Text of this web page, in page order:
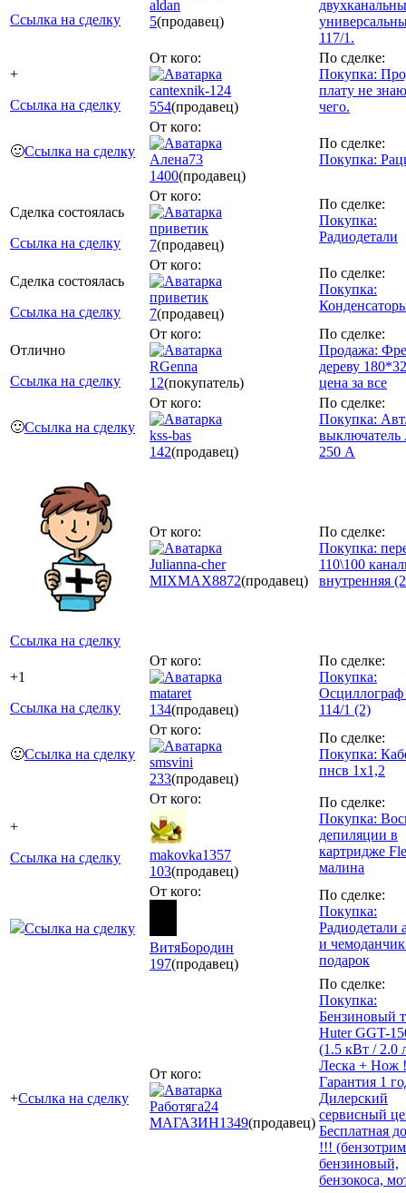
Ссылка на сделку
aldan
5(продавец)
117/1.
+
Ссылка на сделку
От кого:
cantexnik-124
554(продавец)
По сделке:
Покупка:
плату не
чего.
🙂Ссылка на сделку
От кого:
Алена73
1400(продавец)
По сделке:
Покупка:
Сделка состоялась
Ссылка на сделку
От кого:
пpиветик
7(продавец)
По сделке:
Покупка:
Радиодетали
Сделка состоялась
Ссылка на сделку
От кого:
пpиветик
7(продавец)
По сделке:
Покупка:
Отлично
Ссылка на сделку
От кого:
RGenna
12(покупатель)
По сделке:
Продажа:
дереву
цена за все
🙂Ссылка на сделку
От кого:
kss-bas
142(продавец)
По сделке:
Покупка:
выключатель
250 А
Ссылка на сделку
От кого:
Julianna-cher
MIXMAX8872(продавец)
По сделке:
Покупка:
110\100
внутренняя
+1
Ссылка на сделку
От кого:
mataret
134(продавец)
По сделке:
Покупка:
114/1 (2)
🙂Ссылка на сделку
От кого:
smsvini
233(продавец)
По сделке:
Покупка:
пнсв 1х1,2
+
Ссылка на сделку
От кого:
makovka1357
103(продавец)
По сделке:
Покупка:
депиляции в
картридже
малина
Ссылка на сделку
От кого:
ВитяБородин
197(продавец)
По сделке:
Покупка:
Радиодетали
и
подарок
+Ссылка на сделку
От кого:
Работяга24
МАГАЗИН1349(продавец)
По сделке:
Покупка:
Бензиновый
Huter GGT-
(1.5 кВт / 2.0
Леска + Нож
Гарантия 1
Дилерский
сервисный
Бесплатная
!!!
бензиновый,
бензокоса,